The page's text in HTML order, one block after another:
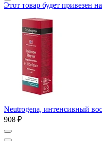
Этот товар будет привезен
Neutrogena, интенсивный
908 ₽